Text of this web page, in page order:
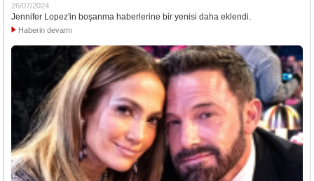
26/07/2024
Jennifer Lopez'in boşanma haberlerine bir yenisi daha eklendi.
Haberin devamı